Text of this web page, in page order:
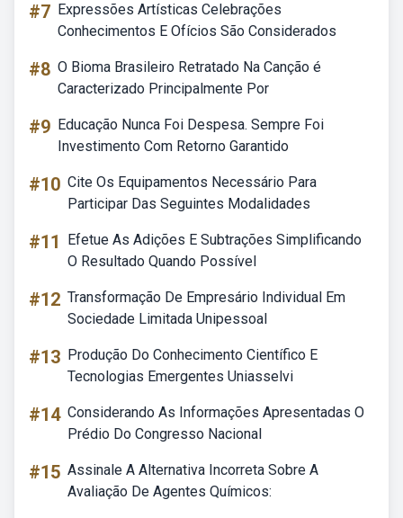
#7 Expressões Artísticas Celebrações
Conhecimentos E Ofícios São Considerados
#8 O Bioma Brasileiro Retratado Na Canção é
Caracterizado Principalmente Por
#9 Educação Nunca Foi Despesa. Sempre Foi
Investimento Com Retorno Garantido
#10 Cite Os Equipamentos Necessário Para
Participar Das Seguintes Modalidades
#11
Efetue As Adições E Subtrações Simplificando
O Resultado Quando Possível
#12 Transformação De Empresário Individual Em
Sociedade Limitada Unipessoal
#13 Produção Do Conhecimento Científico E
Tecnologias Emergentes Uniasselvi
#14 Considerando As Informações Apresentadas O
Prédio Do Congresso Nacional
#15 Assinale A Alternativa Incorreta Sobre A
Avaliação De Agentes Químicos: